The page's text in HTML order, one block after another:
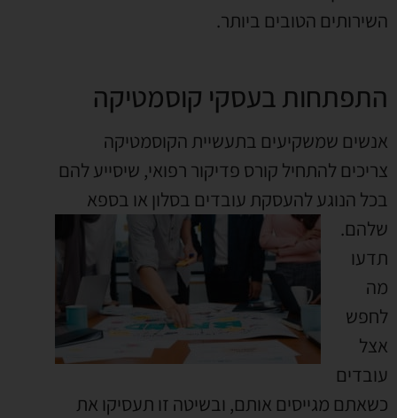
השירותים הטובים ביותר.
התפתחות בעסקי קוסמטיקה
אנשים שמשקיעים בתעשיית הקוסמטיקה
צריכים להתחיל קורס פדיקור רפואי, שיסייע להם
בכל הנוגע להעסקת עובדים בסלון או בספא
שלהם.
תדעו
מה
לחפש
אצל
עובדים
כשאתם מגייסים אותם, ובשיטה זו תעסיקו את